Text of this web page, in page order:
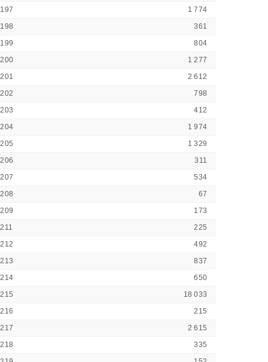
1 774
361
804
1 277
2 612
798
412
1 974
1 329
311
534
67
173
225
492
837
650
18 033
215
2 615
335